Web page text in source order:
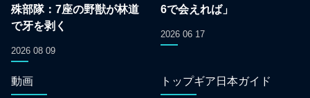
殊部隊：7座の野獣が林道
で牙を剥く
2026 08 09
6で会えれば」
2026 06 17
動画 トップギア日本ガイド